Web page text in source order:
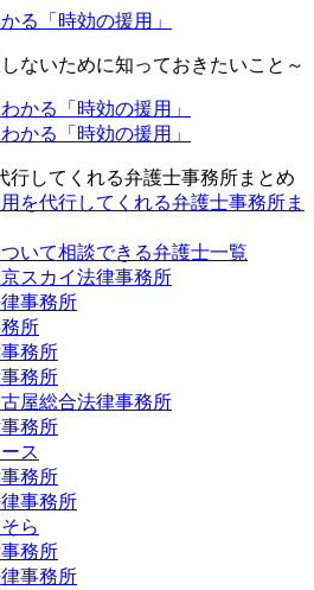
る「時効の援用」
ないために知っておきたいこと～
行してくれる弁護士事務所まとめ
を代行してくれる弁護士事務所ま
いて相談できる弁護士一覧
スカイ法律事務所
事務所
所
務所
務所
屋総合法律事務所
務所
ス
務所
事務所
ら
務所
事務所